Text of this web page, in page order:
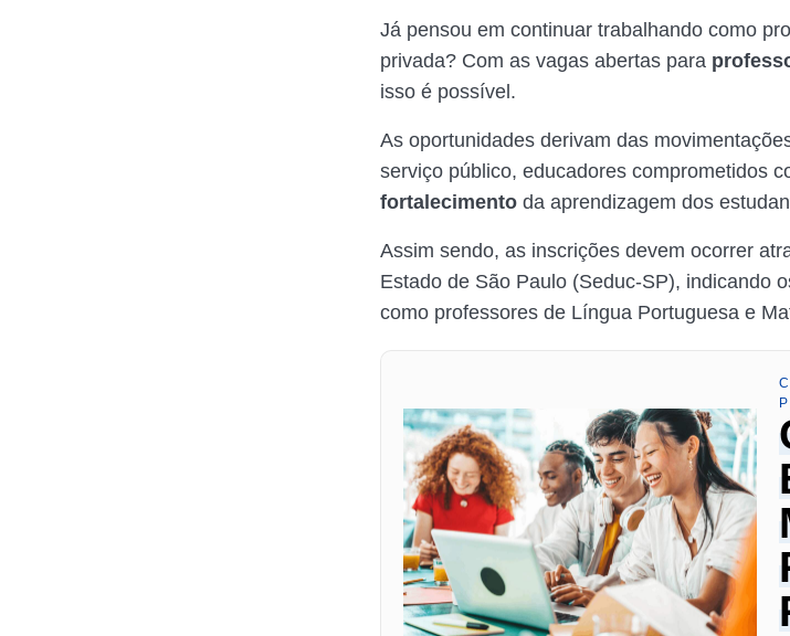
Já pensou em continuar trabalhando como
privada? Com as vagas abertas para
isso é possível.
As oportunidades derivam das
serviço público, educadores comprometidos
fortalecimento da aprendizagem dos
Assim sendo, as inscrições devem ocorrer
Estado de São Paulo (Seduc-SP), indicando
como professores de Língua Portuguesa e